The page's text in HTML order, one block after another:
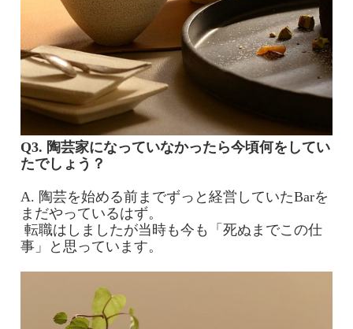
Q3. 陶芸家になっていなかったら今頃何をしてい
たでしょう？
A. 陶芸を始める前までずっと経営していたBarを
まだやっているはず。
転職はしましたが当時も今も「死ぬまでこの仕
事」と思っています。